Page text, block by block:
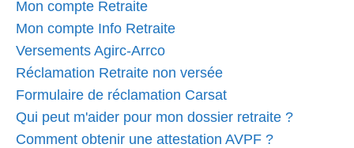
Mon compte Retraite
Mon compte Info Retraite
Versements Agirc-Arrco
Réclamation Retraite non versée
Formulaire de réclamation Carsat
Qui peut m'aider pour mon dossier retraite ?
Comment obtenir une attestation AVPF ?